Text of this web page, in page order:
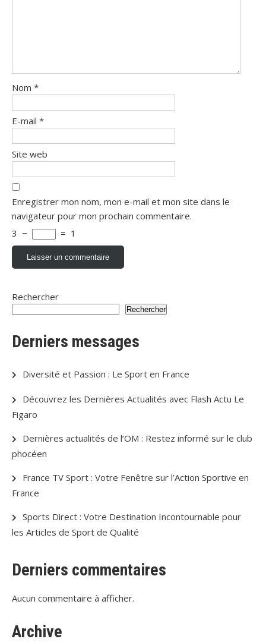
Nom *
E-mail *
Site web
Enregistrer mon nom, mon e-mail et mon site dans le
navigateur pour mon prochain commentaire.
3 − = 1
Rechercher
Rechercher
Derniers messages
Diversité et Passion : Le Sport en France
Découvrez les Dernières Actualités avec Flash Actu Le
Figaro
Dernières actualités de l’OM : Restez informé sur le club
phocéen
France TV Sport : Votre Fenêtre sur l’Action Sportive en
France
Sports Direct : Votre Destination Incontournable pour
les Articles de Sport de Qualité
Derniers commentaires
Aucun commentaire à afficher.
Archive